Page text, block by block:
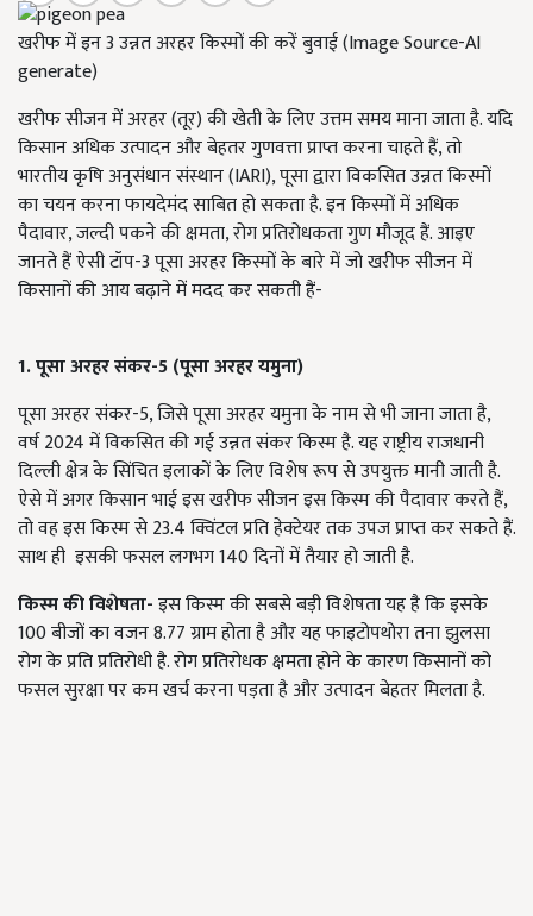
खरीफ में इन 3 उन्नत अरहर किस्मों की करें बुवाई (Image Source-AI
generate)
खरीफ सीजन में अरहर (तूर) की खेती के लिए उत्तम समय माना जाता है. यदि
किसान अधिक उत्पादन और बेहतर गुणवत्ता प्राप्त करना चाहते हैं, तो
भारतीय कृषि अनुसंधान संस्थान (IARI), पूसा द्वारा विकसित उन्नत किस्मों
का चयन करना फायदेमंद साबित हो सकता है. इन किस्मों में अधिक
पैदावार, जल्दी पकने की क्षमता, रोग प्रतिरोधकता गुण मौजूद हैं. आइए
जानते हैं ऐसी टॉप-3 पूसा अरहर किस्मों के बारे में जो खरीफ सीजन में
किसानों की आय बढ़ाने में मदद कर सकती हैं-
1. पूसा अरहर संकर-5 (पूसा अरहर यमुना)
पूसा अरहर संकर-5, जिसे पूसा अरहर यमुना के नाम से भी जाना जाता है,
वर्ष 2024 में विकसित की गई उन्नत संकर किस्म है. यह राष्ट्रीय राजधानी
दिल्ली क्षेत्र के सिंचित इलाकों के लिए विशेष रूप से उपयुक्त मानी जाती है.
ऐसे में अगर किसान भाई इस खरीफ सीजन इस किस्म की पैदावार करते हैं,
तो वह इस किस्म से 23.4 क्विंटल प्रति हेक्टेयर तक उपज प्राप्त कर सकते हैं.
साथ ही इसकी फसल लगभग 140 दिनों में तैयार हो जाती है.
किस्म की विशेषता-इस किस्म की सबसे बड़ी विशेषता यह है कि इसके
100 बीजों का वजन 8.77 ग्राम होता है और यह फाइटोपथोरा तना झुलसा
रोग के प्रति प्रतिरोधी है. रोग प्रतिरोधक क्षमता होने के कारण किसानों को
फसल सुरक्षा पर कम खर्च करना पड़ता है और उत्पादन बेहतर मिलता है.